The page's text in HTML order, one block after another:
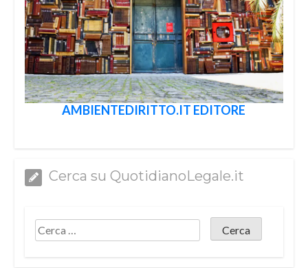
AMBIENTEDIRITTO.IT EDITORE
Cerca su QuotidianoLegale.it